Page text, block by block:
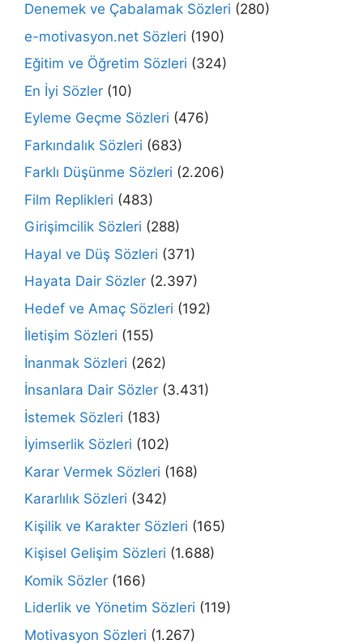
Denemek ve Çabalamak Sözleri (280)
e-motivasyon.net Sözleri (190)
Eğitim ve Öğretim Sözleri (324)
En İyi Sözler (10)
Eyleme Geçme Sözleri (476)
Farkındalık Sözleri (683)
Farklı Düşünme Sözleri (2.206)
Film Replikleri (483)
Girişimcilik Sözleri (288)
Hayal ve Düş Sözleri (371)
Hayata Dair Sözler (2.397)
Hedef ve Amaç Sözleri (192)
İletişim Sözleri (155)
İnanmak Sözleri (262)
İnsanlara Dair Sözler (3.431)
İstemek Sözleri (183)
İyimserlik Sözleri (102)
Karar Vermek Sözleri (168)
Kararlılık Sözleri (342)
Kişilik ve Karakter Sözleri (165)
Kişisel Gelişim Sözleri (1.688)
Komik Sözler (166)
Liderlik ve Yönetim Sözleri (119)
Motivasyon Sözleri (1.267)